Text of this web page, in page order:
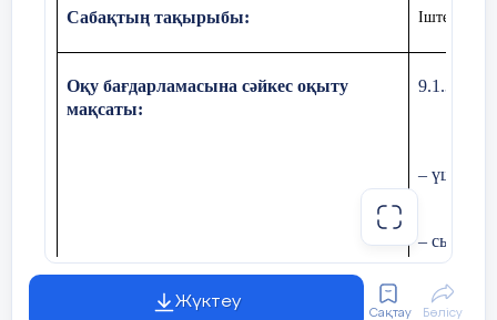
Сабақтың тақырыбы: Іштей
Оқу бағдарламасына сәйкес оқыту
мақсаты:
9.1.3.8
–
–
мұндағы
Жүктеу
Сақтау Бөлісу